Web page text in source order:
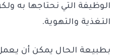
الوظيفة التي نحتاجها به
التغذية والتهوية.
بطبيعة الحال يمكن أن